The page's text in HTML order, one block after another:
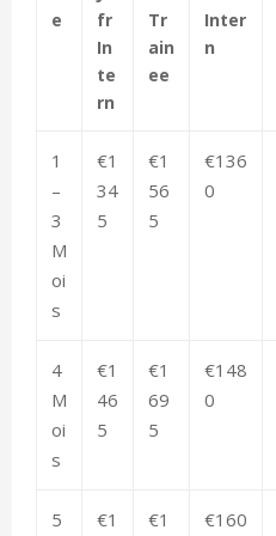
e
fr
In
te
rn
Tr
ain
ee
Inter
n
1
–
3
M
oi
s
€1
34
5
€1
56
5
€136
0
4
M
oi
s
€1
46
5
€1
69
5
€148
0
5
€1
€1
€160